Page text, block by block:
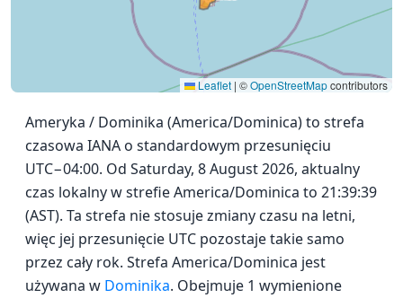
Leaflet | ©OpenStreetMapcontributors
Ameryka / Dominika (America/Dominica) to strefa
czasowa IANA o standardowym przesunięciu
UTC−04:00. Od Saturday, 8 August 2026, aktualny
czas lokalny w strefie America/Dominica to 21:39:39
(AST). Ta strefa nie stosuje zmiany czasu na letni,
więc jej przesunięcie UTC pozostaje takie samo
przez cały rok. Strefa America/Dominica jest
używana w Dominika. Obejmuje 1 wymienione